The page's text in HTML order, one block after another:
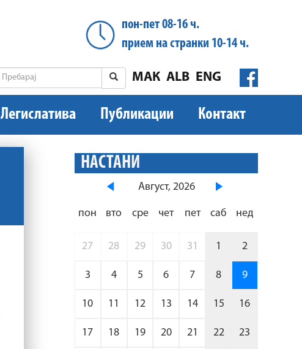
пон-пет 08-16 ч.
прием на странки 10-14 ч.
ENG
ALB
МАК
Легислатива Публикации Контакт
НАСТАНИ
Август, 2026
пон вто сре чет пет саб нед
27 28 29 30 31 1 2
3 4 5 6 7 8 9
10 11 12 13 14 15 16
17 18 19 20 21 22 23